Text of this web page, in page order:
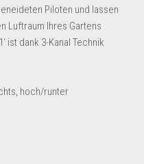
Piloten und lassen
Luftraum Ihres Gartens
ist dank 3-Kanal Technik
hoch/runter